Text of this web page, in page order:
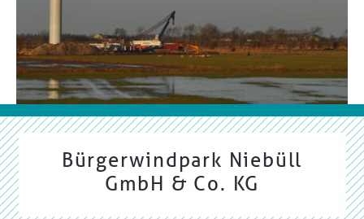
Bürgerwindpark Niebüll
GmbH & Co. KG